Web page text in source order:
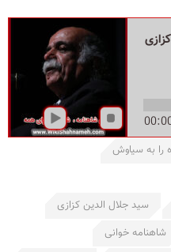
را به سیاوش
سید جلال الدین کزازی
شاهنامه خوانی